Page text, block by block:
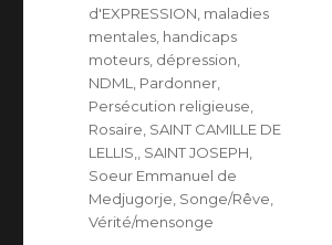
d'EXPRESSION maladies
mentales, handicaps
moteurs, dépression
NDML
Pardonner
Persécution religieuse
Rosaire SAINT CAMILLE DE
LELLIS,
SAINT JOSEPH
Soeur Emmanuel de
Medjugorje Songe/Rêve
Vérité/mensonge